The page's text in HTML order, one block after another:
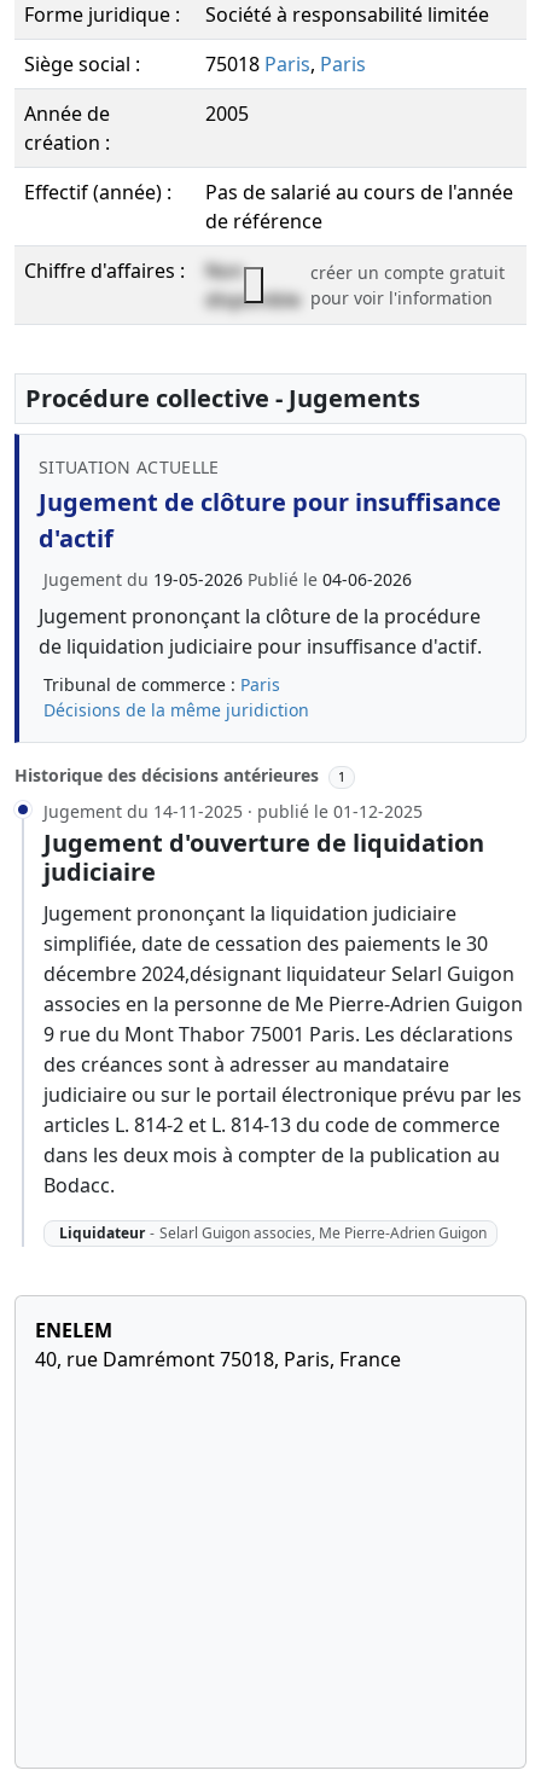
Forme juridique :
Société à responsabilité limitée
Siège social :
75018 Paris, Paris
Année de
création :
2005
Effectif (année) :
Pas de salarié au cours de l'année
de référence
Chiffre d'affaires :
Non
disponible
créer un compte gratuit
pour voir l'information
Procédure collective - Jugements
SITUATION ACTUELLE
Jugement de clôture pour insuffisance
d'actif
Jugement du 19-05-2026 Publié le 04-06-2026
Jugement prononçant la clôture de la procédure
de liquidation judiciaire pour insuffisance d'actif.
Tribunal de commerce : Paris
Décisions de la même juridiction
Historique des décisions antérieures 1
Jugement du 14-11-2025 · publié le 01-12-2025
Jugement d'ouverture de liquidation
judiciaire
Jugement prononçant la liquidation judiciaire
simplifiée, date de cessation des paiements le 30
décembre 2024,désignant liquidateur Selarl Guigon
associes en la personne de Me Pierre-Adrien Guigon
9 rue du Mont Thabor 75001 Paris. Les déclarations
des créances sont à adresser au mandataire
judiciaire ou sur le portail électronique prévu par les
articles L. 814-2 et L. 814-13 du code de commerce
dans les deux mois à compter de la publication au
Bodacc.
Liquidateur - Selarl Guigon associes, Me Pierre-Adrien Guigon
ENELEM
40, rue Damrémont 75018, Paris, France